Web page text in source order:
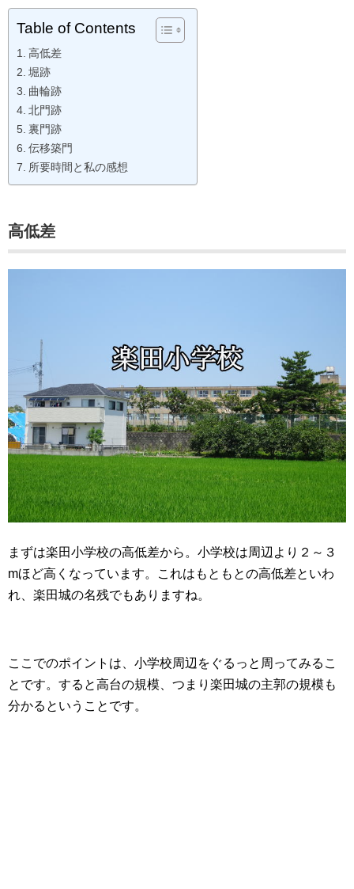
Table of Contents
高低差
堀跡
曲輪跡
北門跡
裏門跡
伝移築門
所要時間と私の感想
高低差
まずは楽田小学校の高低差から。小学校は周辺より２～３
mほど高くなっています。これはもともとの高低差といわ
れ、楽田城の名残でもありますね。
ここでのポイントは、小学校周辺をぐるっと周ってみるこ
とです。すると高台の規模、つまり楽田城の主郭の規模も
分かるということです。